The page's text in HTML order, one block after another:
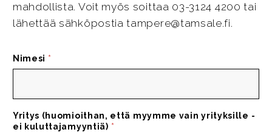
mahdollista. Voit myös soittaa 03-3124 4200 tai
lähettää sähköpostia tampere@tamsale.fi.
Nimesi *
Yritys (huomioithan, että myymme vain yrityksille -
ei kuluttajamyyntiä) *